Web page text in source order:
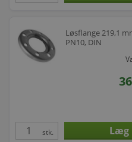
Løsflange 219,1
PN10, DIN
stk.